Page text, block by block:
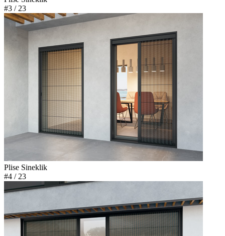
#3 / 23
Plise Sineklik
#4 / 23